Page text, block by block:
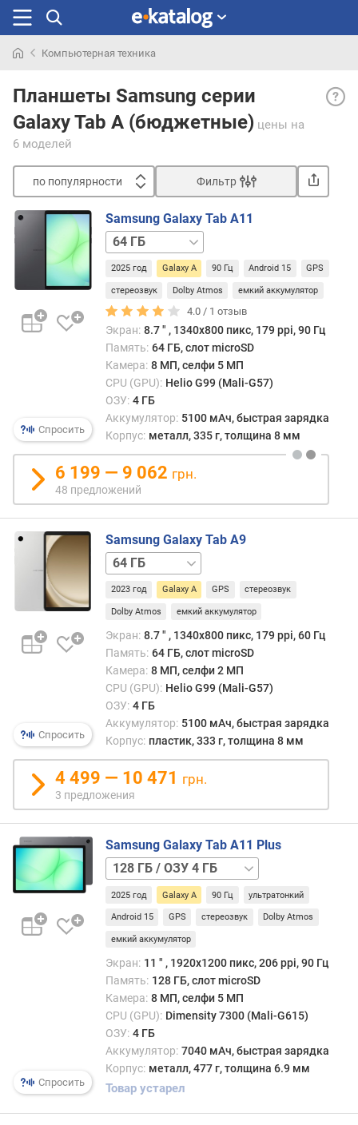
раньше
Компьютерная техника
Планшеты Samsung серии
Galaxy Tab A (бюджетные) цены на
6 моделей
и
топах
по популярности
у
л
т
и
о
е
ы
х
к
д
и
м
о
т
д
р
г
х
к
п
о
о
Фильтр
Спросить
Samsung Galaxy Tab A11
64 ГБ
/
LTE128 ГБ
128 ГБ
LTE
2025 год Galaxy A 90 Гц Android 15 GPS
стереозвук Dolby Atmos емкий аккумулятор
4.0 / 1 отзыв
Экран: 8.7 ″ , 1340х800 пикс, 179 ppi, 90 Гц
Память: 64 ГБ, слот microSD
Камера: 8 МП, селфи 5 МП
CPU (GPU): Helio G99 (Mali-G57)
ОЗУ: 4 ГБ
Аккумулятор: 5100 мАч, быстрая зарядка
Корпус: металл, 335 г, толщина 8 мм
6 199 — 9 062 грн.
48 предложений
Спросить
Samsung Galaxy Tab A9
64 ГБ
/
LTE
2023 год Galaxy A GPS стереозвук
Dolby Atmos емкий аккумулятор
Экран: 8.7 ″ , 1340х800 пикс, 179 ppi, 60 Гц
Память: 64 ГБ, слот microSD
Камера: 8 МП, селфи 2 МП
CPU (GPU): Helio G99 (Mali-G57)
ОЗУ: 4 ГБ
Аккумулятор: 5100 мАч, быстрая зарядка
Корпус: пластик, 333 г, толщина 8 мм
4 499 — 10 471 грн.
3 предложения
Спросить
Samsung Galaxy Tab A11 Plus
128 ГБ
/
5G128 ГБ
ГБ
128 ГБ
/
ОЗУ
6
ГБ,
5G
128 ГБ
ОЗУ
2025 год Galaxy A 90 Гц ультратонкий
Android 15 GPS стереозвук Dolby Atmos
емкий аккумулятор
Экран: 11 ″ , 1920x1200 пикс, 206 ppi, 90 Гц
Память: 128 ГБ, слот microSD
Камера: 8 МП, селфи 5 МП
CPU (GPU): Dimensity 7300 (Mali-G615)
ОЗУ: 4 ГБ
Аккумулятор: 7040 мАч, быстрая зарядка
Корпус: металл, 477 г, толщина 6.9 мм
Товар устарел